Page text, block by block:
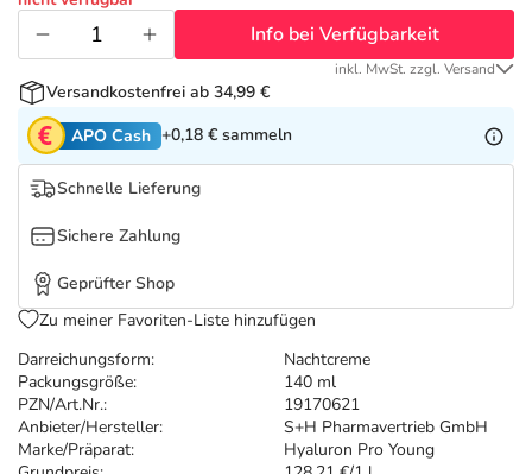
Vitamine & Mineralstoffe
Darreichungsform:
Nachtcreme
Packungsgröße:
140 ml
PZN/Art.Nr.:
19170621
Anbieter/Hersteller:
S+H Pharmavertrieb GmbH
Marke/Präparat:
Hyaluron Pro Young
Info bei Verfügbarkeit
inkl. MwSt. zzgl. Versand
Versandkostenfrei ab 34,99 €
APO Cash +0,18 € sammeln
Schnelle Lieferung
Sichere Zahlung
Geprüfter Shop
Zu meiner Favoriten-Liste hinzufügen